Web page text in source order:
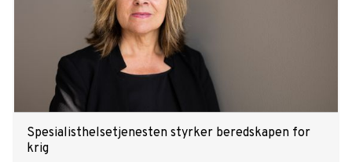
Spesialisthelsetjenesten styrker beredskapen for
krig